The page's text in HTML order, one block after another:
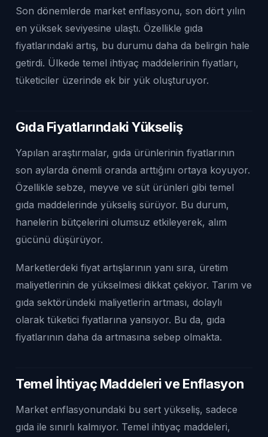
Son dönemlerde market enflasyonu, son dört yılın
en yüksek seviyesine ulaştı. Özellikle gıda
fiyatlarındaki artış, bu durumu daha da belirgin hale
getirdi. Ülkede temel ihtiyaç maddelerinin fiyatları,
tüketiciler üzerinde ek bir yük oluşturuyor.
Gıda Fiyatlarındaki Yükseliş
Yapılan araştırmalar, gıda ürünlerinin fiyatlarının
son aylarda önemli oranda arttığını ortaya koyuyor.
Özellikle sebze, meyve ve süt ürünleri gibi temel
gıda maddelerinde yükseliş sürüyor. Bu durum,
hanelerin bütçelerini olumsuz etkileyerek, alım
gücünü düşürüyor.
Marketlerdeki fiyat artışlarının yanı sıra, üretim
maliyetlerinin de yükselmesi dikkat çekiyor. Tarım ve
gıda sektöründeki maliyetlerin artması, dolaylı
olarak tüketici fiyatlarına yansıyor. Bu da, gıda
fiyatlarının daha da artmasına sebep olmakta.
Temel İhtiyaç Maddeleri ve Enflasyon
Market enflasyonundaki bu sert yükseliş, sadece
gıda ile sınırlı kalmıyor. Temel ihtiyaç maddeleri,